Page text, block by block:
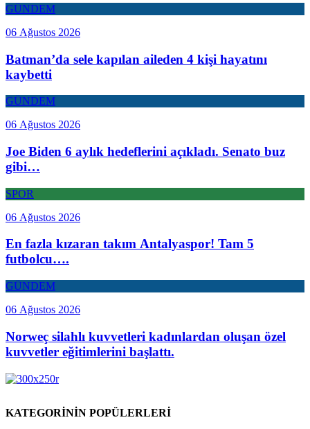
GÜNDEM
06 Ağustos 2026
Batman’da sele kapılan aileden 4 kişi hayatını
kaybetti
GÜNDEM
06 Ağustos 2026
Joe Biden 6 aylık hedeflerini açıkladı. Senato buz
gibi…
SPOR
06 Ağustos 2026
En fazla kızaran takım Antalyaspor! Tam 5
futbolcu….
GÜNDEM
06 Ağustos 2026
Norweç silahlı kuvvetleri kadınlardan oluşan özel
kuvvetler eğitimlerini başlattı.
KATEGORİNİN POPÜLERLERİ